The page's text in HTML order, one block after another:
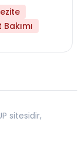
Bakımı
sitesidir,